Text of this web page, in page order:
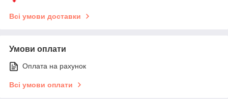
Всі умови доставки
Умови оплати
Оплата на рахунок
Всі умови оплати